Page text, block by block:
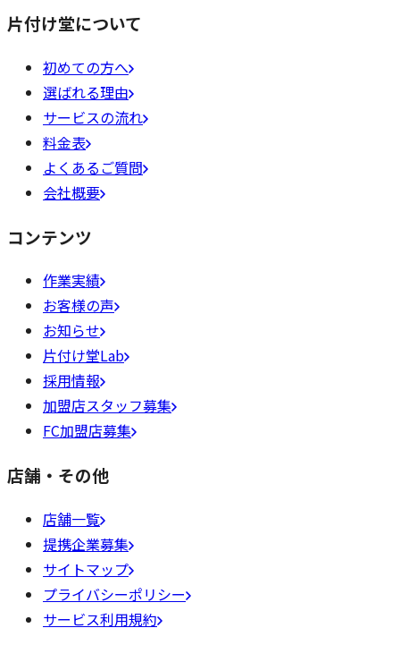
片付け堂について
初めての方へ
選ばれる理由
サービスの流れ
料金表
よくあるご質問
会社概要
コンテンツ
作業実績
お客様の声
お知らせ
片付け堂Lab
採用情報
加盟店スタッフ募集
FC加盟店募集
店舗・その他
店舗一覧
提携企業募集
サイトマップ
プライバシーポリシー
サービス利用規約